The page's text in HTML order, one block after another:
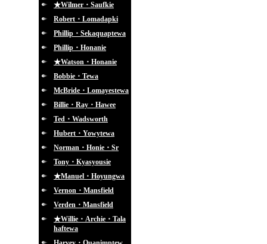
★Wilmer・Saufkie
Robert・Lomadapki
Phillip・Sekaquaptewa
Phillip・Honanie
★Watson・Honanie
Bobbie・Tewa
McBride・Lomayestewa
Billie・Ray・Hawee
Ted・Wadsworth
Hubert・Yowytewa
Norman・Honie・Sr
Tony・Kyasyousie
★Manuel・Hoyungwa
Vernon・Mansfield
Verden・Mansfield
★Willie・Archie・Tala
haftewa